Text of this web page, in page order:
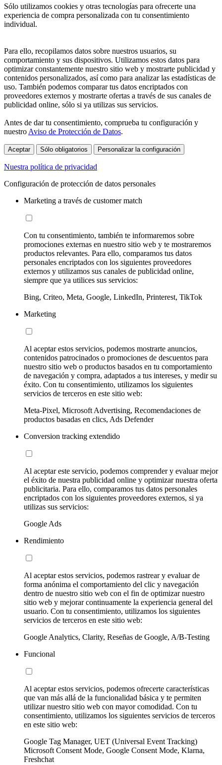
Sólo utilizamos cookies y otras tecnologías para ofrecerte una
experiencia de compra personalizada con tu consentimiento
individual.
Para ello, recopilamos datos sobre nuestros usuarios, su
comportamiento y sus dispositivos. Utilizamos estos datos para
optimizar constantemente nuestro sitio web y mostrarte publicidad y
contenidos personalizados, así como para analizar las estadísticas de
uso. También podemos comparar tus datos encriptados con
proveedores externos y mostrarte ofertas a través de sus canales de
publicidad online, sólo si ya utilizas sus servicios.
Antes de dar tu consentimiento, comprueba tu configuración y
nuestroAviso de Protección de Datos.
Aceptar Sólo obligatorios Personalizar la configuración
Nuestra política de privacidad
Configuración de protección de datos personales
Marketing a través de customer match
Con tu consentimiento, también te informaremos sobre
promociones externas en nuestro sitio web y te mostraremos
productos relevantes. Para ello, comparamos tus datos
personales encriptados con los siguientes proveedores
externos y utilizamos sus canales de publicidad online,
siempre que ya utilices sus servicios:
Bing, Criteo, Meta, Google, LinkedIn, Printerest, TikTok
Marketing
Al aceptar estos servicios, podemos mostrarte anuncios,
contenidos patrocinados o promociones de descuentos para
nuestro sitio web o productos basados en tu comportamiento
de navegación y compra, adaptados a tus intereses, y medir su
éxito. Con tu consentimiento, utilizamos los siguientes
servicios de terceros en este sitio web:
Meta-Pixel, Microsoft Advertising, Recomendaciones de
productos basadas en clics, Ads Defender
Conversion tracking extendido
Al aceptar este servicio, podemos comprender y evaluar mejor
el éxito de nuestra publicidad online y optimizar nuestra oferta
publicitaria. Para ello, comparamos tus datos personales
encriptados con los siguientes proveedores externos, si ya
utilizas sus servicios:
Google Ads
Rendimiento
Al aceptar estos servicios, podemos rastrear y evaluar de
forma anónima el comportamiento del clic y navegación
dentro de nuestro sitio web con el fin de optimizar nuestro
sitio web y mejorar continuamente la experiencia general del
usuario. Con tu consentimiento, utilizamos los siguientes
servicios de terceros en este sitio web:
Google Analytics, Clarity, Reseñas de Google, A/B-Testing
Funcional
Al aceptar estos servicios, podemos ofrecerte características
que van más allá de la funcionalidad básica y te permiten
utilizar nuestro sitio web con mayor comodidad. Con tu
consentimiento, utilizamos los siguientes servicios de terceros
en este sitio web:
Google Tag Manager, UET (Universal Event Tracking)
Microsoft Consent Mode, Google Consent Mode, Klarna,
Freshchat